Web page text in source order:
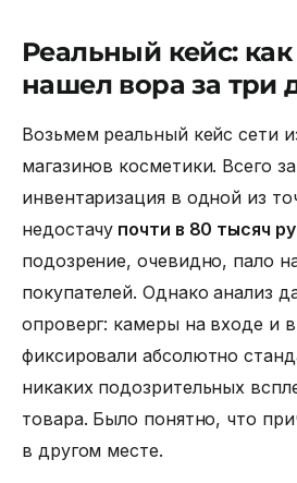
Реальный кейс:
нашел вора за три
Возьмем реальный кейс сети
магазинов косметики. Всего
инвентаризация в одной из
недостачу почти в 80 тысяч
подозрение, очевидно, пало
покупателей. Однако анализ
опроверг: камеры на входе и
фиксировали абсолютно
никаких подозрительных
товара. Было понятно, что
в другом месте.